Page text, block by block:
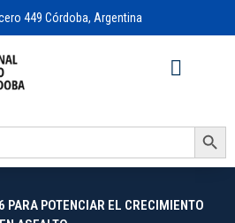
449 Córdoba, Argentina
Search Button
PARA POTENCIAR EL CRECIMIENTO